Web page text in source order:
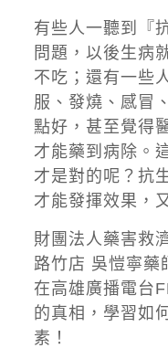
有些人一聽到『
問題，以後生病
不吃；還有一些
服、發燒、感冒
點好，甚至覺得
才能藥到病除。
才是對的呢？抗
才能發揮效果，
財團法人藥害救
路竹店 吳愷寧藥
在高雄廣播電台
的真相，學習如
素！